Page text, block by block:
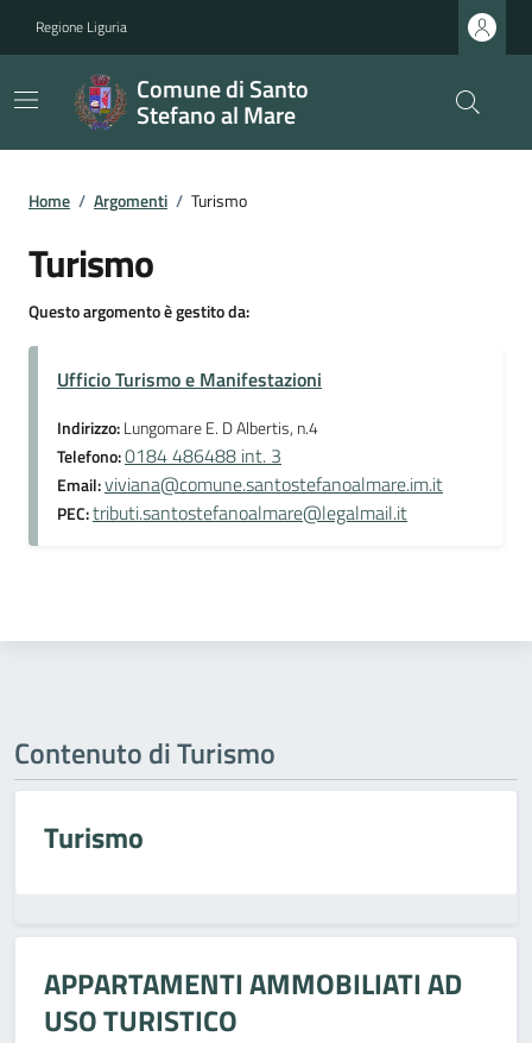
Regione Liguria
Comune di Santo
Stefano al Mare
Home / Argomenti / Turismo
Turismo
Questo argomento è gestito da:
Ufficio Turismo e Manifestazioni
Indirizzo:Lungomare E. D Albertis, n.4
Telefono:0184 486488 int. 3
Email:viviana@comune.santostefanoalmare.im.it
PEC:tributi.santostefanoalmare@legalmail.it
Contenuto di Turismo
Turismo
APPARTAMENTI AMMOBILIATI AD
USO TURISTICO